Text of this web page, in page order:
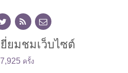
ยี่ยมชมเว็บไซต์
ครั้ง